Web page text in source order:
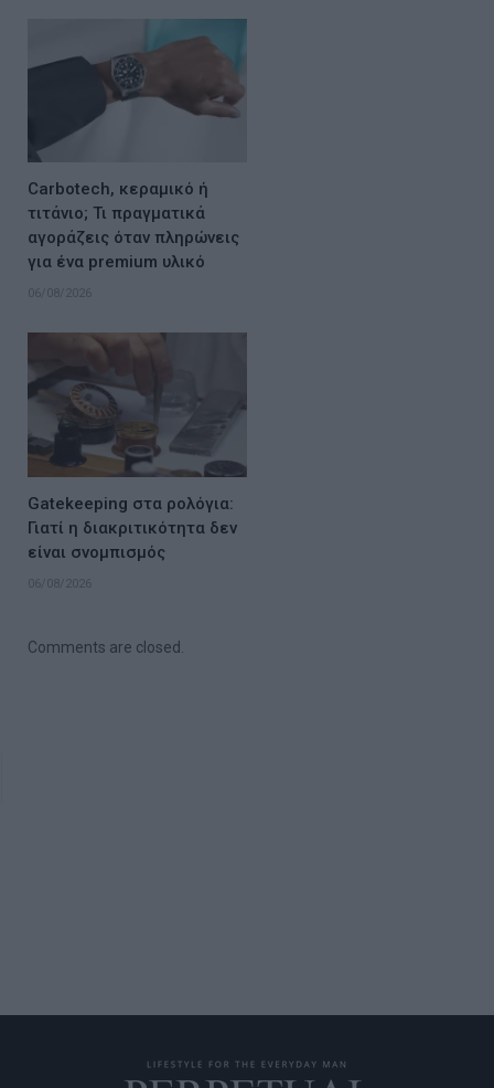
Carbotech, κεραμικό ή
τιτάνιο; Τι πραγματικά
αγοράζεις όταν πληρώνεις
για ένα premium υλικό
06/08/2026
Gatekeeping στα ρολόγια:
Γιατί η διακριτικότητα δεν
είναι σνομπισμός
06/08/2026
Comments are closed.